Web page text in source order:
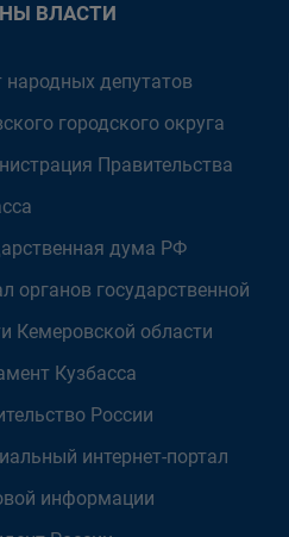
ВЛАСТИ
народных депутатов
городского округа
Правительства
дума РФ
органов государственной
Кемеровской области
Кузбасса
России
интернет-портал
информации